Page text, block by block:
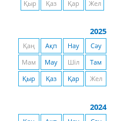
Қыр
Қаз Қар Жел
2025
Қаң Ақп Нау
Сәу
Мам
Мау Шіл
Там
Қыр
Қаз Қар Жел
2024